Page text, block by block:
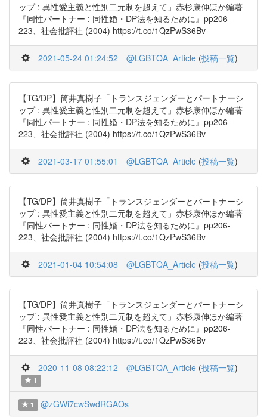
ップ : 異性愛主義と性別二元制を超えて」赤杉康伸ほか編著
『同性パートナー : 同性婚・DP法を知るために』pp206-
223、社会批評社 (2004) https://t.co/1QzPwS36Bv
2021-05-24 01:24:52 @LGBTQA_Article (投稿一覧)
【TG/DP】筒井真樹子「トランスジェンダーとパートナーシ
ップ : 異性愛主義と性別二元制を超えて」赤杉康伸ほか編著
『同性パートナー : 同性婚・DP法を知るために』pp206-
223、社会批評社 (2004) https://t.co/1QzPwS36Bv
2021-03-17 01:55:01 @LGBTQA_Article (投稿一覧)
【TG/DP】筒井真樹子「トランスジェンダーとパートナーシ
ップ : 異性愛主義と性別二元制を超えて」赤杉康伸ほか編著
『同性パートナー : 同性婚・DP法を知るために』pp206-
223、社会批評社 (2004) https://t.co/1QzPwS36Bv
2021-01-04 10:54:08 @LGBTQA_Article (投稿一覧)
【TG/DP】筒井真樹子「トランスジェンダーとパートナーシ
ップ : 異性愛主義と性別二元制を超えて」赤杉康伸ほか編著
『同性パートナー : 同性婚・DP法を知るために』pp206-
223、社会批評社 (2004) https://t.co/1QzPwS36Bv
2020-11-08 08:22:12 @LGBTQA_Article (投稿一覧)
1
1 @zGWi7cwSwdRGAOs